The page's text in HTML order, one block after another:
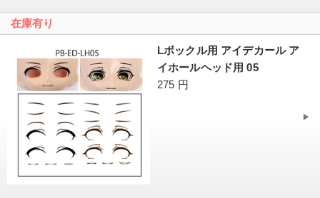
在庫有り
Lボックル用 アイデカール ア
イホールヘッド用 05
275 円